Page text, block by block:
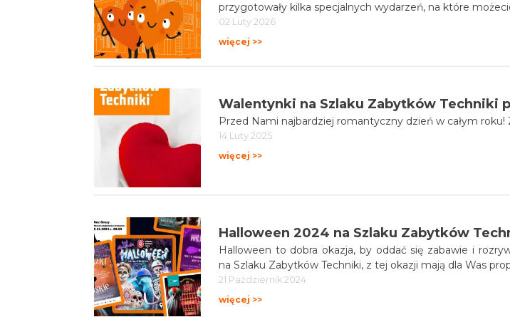
przygotowały kilka specjalnych wydarzeń, na które
02 Luty 2026
więcej >>
Walentynki na Szlaku Zabytków Techniki
Przed Nami najbardziej romantyczny dzień w całym
14 Luty 2025
więcej >>
Halloween 2024 na Szlaku Zabytków
Halloween to dobra okazja, by oddać się zabawie i
na Szlaku Zabytków Techniki, z tej
21 Październik 2024
więcej >>